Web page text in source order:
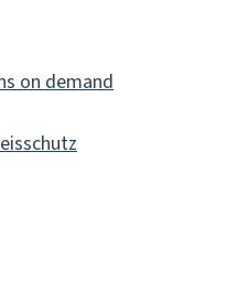
on demand